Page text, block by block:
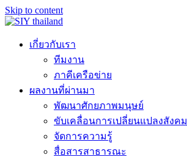
Skip to content
เกี่ยวกับเรา
ทีมงาน
ภาคีเครือข่าย
ผลงานที่ผ่านมา
พัฒนาศักยภาพมนุษย์
ขับเคลื่อนการเปลี่ยนแปลงสังคม
จัดการความรู้
สื่อสารสาธารณะ